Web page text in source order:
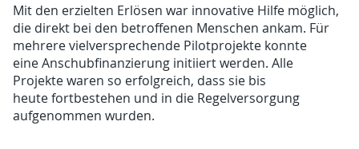
Mit den erzielten Erlösen war innovative Hilfe möglich,
die direkt bei den betroffenen Menschen ankam. Für
mehrere vielversprechende Pilotprojekte konnte
eine Anschubfinanzierung initiiert werden. Alle
Projekte waren so erfolgreich, dass sie bis
heute fortbestehen und in die Regelversorgung
aufgenommen wurden.